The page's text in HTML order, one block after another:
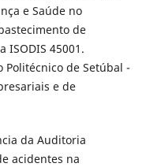
e Saúde no
de
ISODIS 45001.
de Setúbal -
e de
da Auditoria
acidentes na